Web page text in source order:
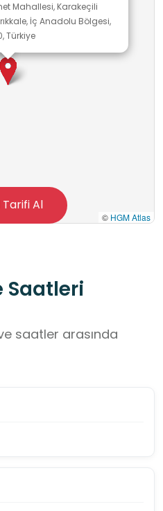
Mahallesi, Karakeçili
İç Anadolu Bölgesi,
Türkiye
© HGM Atlas
Tarifi Al
Saatleri
saatler arasında